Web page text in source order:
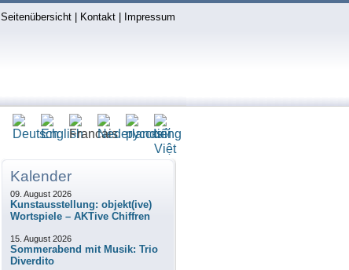
Seitenübersicht| Kontakt| Impressum
Kalender
09. August 2026
Kunstausstellung: objekt(ive)
Wortspiele – AKTive Chiffren
15. August 2026
Sommerabend mit Musik: Trio
Diverdito